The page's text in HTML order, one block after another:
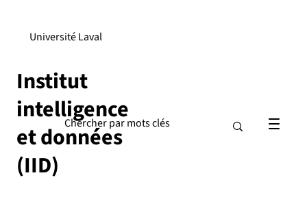
Institut
intelligence
et données
(IID)
Université Laval